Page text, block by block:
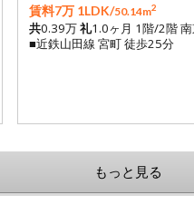
賃料7万 1LDK/50.14m2
共0.39万礼1.0ヶ月 1階/2階 南
■近鉄山田線 宮町 徒歩25分
もっと見る